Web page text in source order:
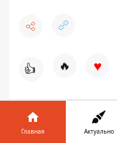
👍 🔥 ♥
ВОЙНА НОВОСТИ ОБЛАСТИ
Главная
Актуально